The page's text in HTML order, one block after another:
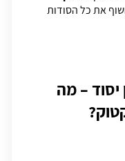
את כל הסודות
יסוד – מה